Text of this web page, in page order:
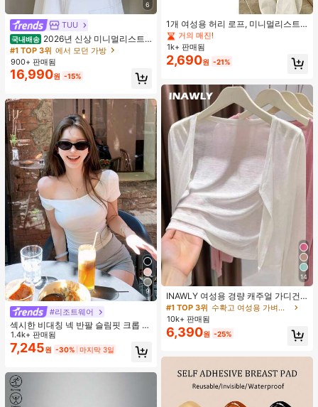
6
TUU
국내배송 2026년 신상 미니멀리스트
도트 캔버스 토트백, 대용량 캐주얼 다
용도 통근 숄더 핸드백
#1 TOP 3위 에서 모던 가방
900+ 판매됨
16,990원 -15%
9
#리조트웨어
섹시한 비대칭 넥 반팔 슬림핏 크롭 탑
화이트 여름
1.4k+ 판매됨
7,245원 -30% 마지막 3일
1개 여성용 허리 로프, 미니멀리스트
보헤미안 패션 매듭 허리 벨트, 드레
스, 캐주얼 팬츠와 함께 일상 착용에
적합한 장식용 허리 액세서리
#1 TOP 3위
기하학 여성 벨트 및 벨트 액세서리
거의 매진!
#1 TOP 3위
기하학 여성 벨트 및 벨트 액세서리
거의 매진!
#1 TOP 3위
거의 매진!
1k+ 판매됨
2,690원 -21%
14
INAWLY 여성용 경량 캐주얼 가디건,
여름
#1 TOP 3위
수확고 여성용 가벼운 카디건
10k+ 판매됨
6,390원 -25%